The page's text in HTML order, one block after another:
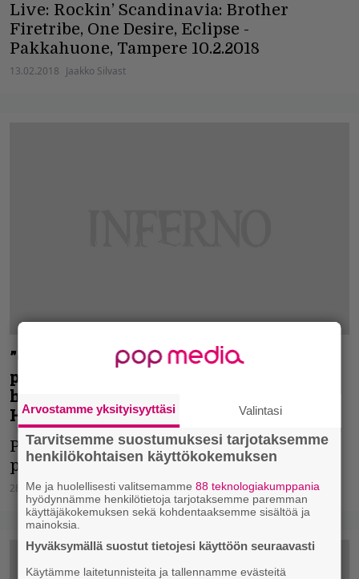
Live: Rockin’ Scandinavia: Brother
Firetribe, One Desire, Eclipse -
Pakkahuone, Tampere 10.2.2018
13.02.2018 Jaakko Silvast
”Olen luisunut aikojen saatossa aika
pahasti viihdemusiikin puolelle” –
haastattelussa Brother Firetriben Pekka
Heino
Pekka Heino kertoo, miten sekosi
pahamaineiseen aikuisrockiin.
28.09.2017 Lauri Ylitalo
Arvostamme yksityisyyttäsi Valintasi
Tarvitsemme suostumuksesi tarjotaksemme
henkilökohtaisen käyttökokemuksen
Me ja huolellisesti valitsemamme88 teknologiakumppania
hyödynnämme henkilötietoja tarjotaksemme paremman
käyttäjäkokemuksen sekä kohdentaaksemme sisältöä ja
mainoksia.
Hyväksymällä suostut tietojesi käyttöön seuraavasti
Käytämme laitetunnisteita ja tallennamme evästeitä